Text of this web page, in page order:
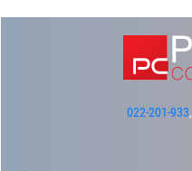
022-201-933,